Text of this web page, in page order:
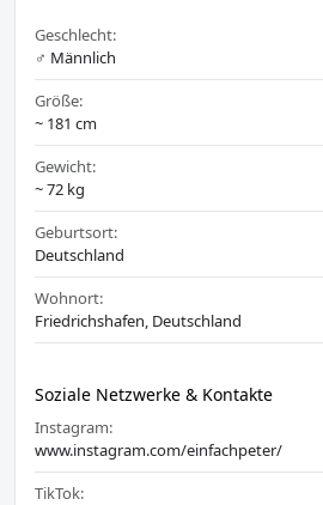
Geschlecht:
♂️ Männlich
Größe:
~ 181 cm
Gewicht:
~ 72 kg
Geburtsort:
Deutschland
Wohnort:
Friedrichshafen, Deutschland
Soziale Netzwerke & Kontakte
Instagram:
www.instagram.com/einfachpeter/
TikTok: